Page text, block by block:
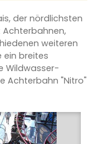
der nördlichsten
Achterbahnen,
weiteren
ein breites
Wildwasser-
Achterbahn "Nitro"